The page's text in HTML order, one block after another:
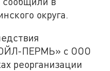
округа.
ПЕРМЬ» с ООО
реорганизации